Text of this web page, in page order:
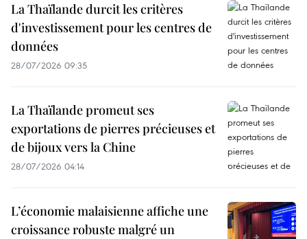
La Thaïlande durcit les critères
d'investissement pour les centres de
données
28/07/2026 09:35
La Thaïlande promeut ses
exportations de pierres précieuses et
de bijoux vers la Chine
28/07/2026 04:14
L’économie malaisienne affiche une
croissance robuste malgré un